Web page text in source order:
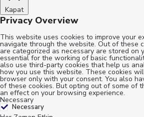
Kapat
Privacy Overview
This website uses cookies to improve your
navigate through the website. Out of these
are categorized as necessary are stored on
essential for the working of basic
also use third-party cookies that help us
how you use this website. These cookies
browser only with your consent. You also
of these cookies. But opting out of some of
an effect on your browsing experience.
Necessary
Necessary